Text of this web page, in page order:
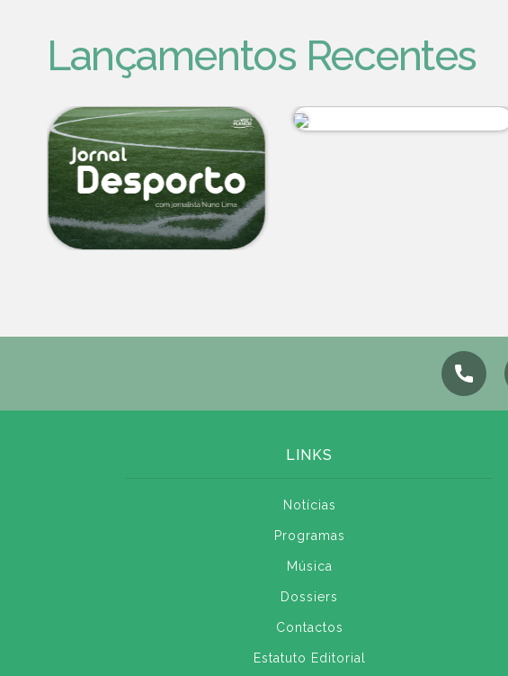
Lançamentos Recentes
LINKS
Notícias
Programas
Música
Dossiers
Contactos
Estatuto Editorial